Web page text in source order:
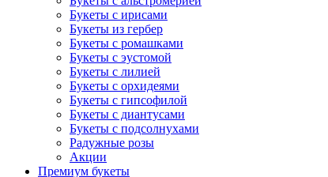
Букеты с ирисами
Букеты из гербер
Букеты с ромашками
Букеты с эустомой
Букеты с лилией
Букеты с орхидеями
Букеты с гипсофилой
Букеты с диантусами
Букеты с подсолнухами
Радужные розы
Акции
Премиум букеты